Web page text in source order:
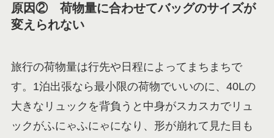
原因② 荷物量に合わせてバッグのサイズが
変えられない
旅行の荷物量は行先や日程によってまちまちで
す。1泊出張なら最小限の荷物でいいのに、40Lの
大きなリュックを背負うと中身がスカスカでリュ
ックがふにゃふにゃになり、形が崩れて見た目も